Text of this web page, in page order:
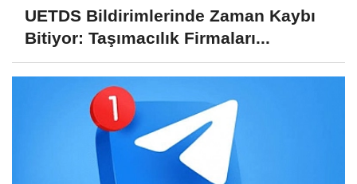
UETDS Bildirimlerinde Zaman Kaybı
Bitiyor: Taşımacılık Firmaları...